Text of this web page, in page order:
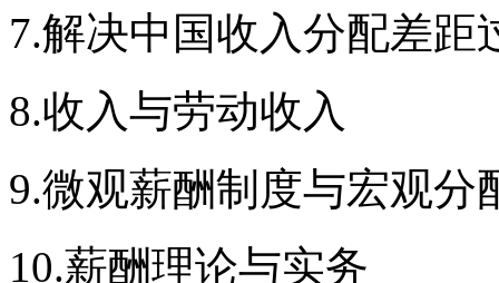
7.解决中国收入分配差距
8.收入与劳动收入
9.微观薪酬制度与宏观分
10.薪酬理论与实务